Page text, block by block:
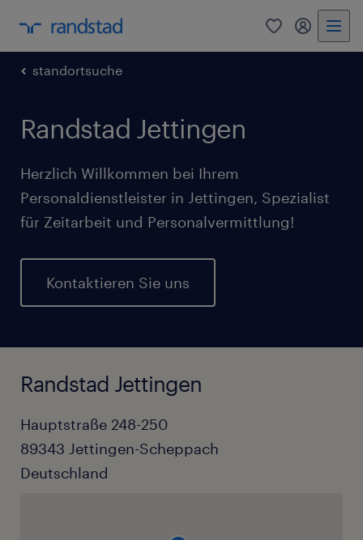
0 Mein
standortsuche
Randstad Jettingen
Herzlich Willkommen bei Ihrem
Personaldienstleister in Jettingen, Spezialist
für Zeitarbeit und Personalvermittlung!
Kontaktieren Sie uns
Randstad Jettingen
Hauptstraße 248-250
89343 Jettingen-Scheppach
Deutschland